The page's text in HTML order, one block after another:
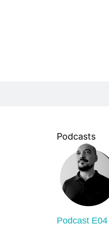
Podcasts
Podcast E04